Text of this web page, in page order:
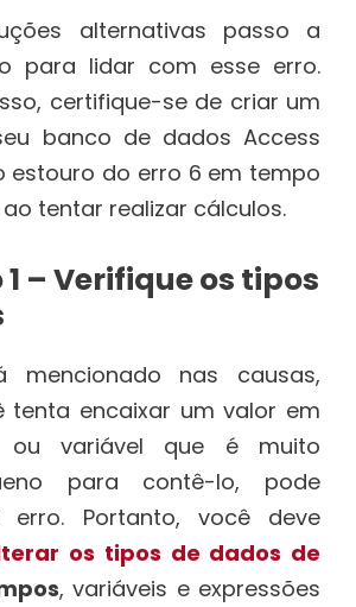
alternativas passo a
para lidar com esse erro.
certifique-se de criar um
banco de dados Access
estouro do erro 6 em tempo
tentar realizar cálculos.
– Verifique os tipos
mencionado nas causas,
tenta encaixar um valor em
ou variável que é muito
para contê-lo, pode
erro. Portanto, você deve
os tipos de dados de
, variáveis e expressões